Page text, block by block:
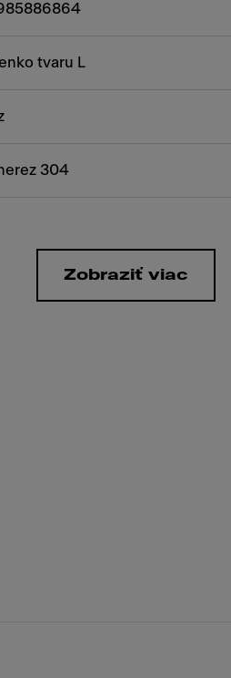
tvaru L
304
Zobraziť viac